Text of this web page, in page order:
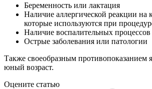
Беременность или лактация
Наличие аллергической реакции на
которые используются при
Наличие воспалительных
Острые заболевания или патологии
Также своеобразным противопоказанием
юный возраст.
Оцените статью